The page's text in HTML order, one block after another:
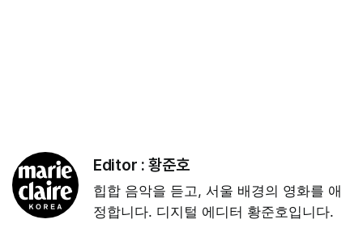
Editor :황준호
힙합 음악을 듣고, 서울 배경의 영화를 애
정합니다. 디지털 에디터 황준호입니다.